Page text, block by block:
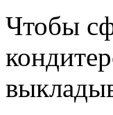
Чтобы